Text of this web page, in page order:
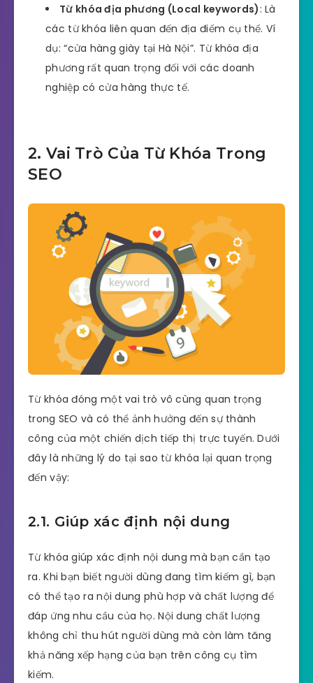
Từ khóa địa phương (Local keywords) : Là
các từ khóa liên quan đến địa điểm cụ thể. Ví
dụ: “cửa hàng giày tại Hà Nội”. Từ khóa địa
phương rất quan trọng đối với các doanh
nghiệp có cửa hàng thực tế.
2. Vai Trò Của Từ Khóa Trong
SEO
Từ khóa đóng một vai trò vô cùng quan trọng
trong SEO và có thể ảnh hưởng đến sự thành
công của một chiến dịch tiếp thị trực tuyến. Dưới
đây là những lý do tại sao từ khóa lại quan trọng
đến vậy:
2.1. Giúp xác định nội dung
Từ khóa giúp xác định nội dung mà bạn cần tạo
ra. Khi bạn biết người dùng đang tìm kiếm gì, bạn
có thể tạo ra nội dung phù hợp và chất lượng để
đáp ứng nhu cầu của họ. Nội dung chất lượng
không chỉ thu hút người dùng mà còn làm tăng
khả năng xếp hạng của bạn trên công cụ tìm
kiếm.